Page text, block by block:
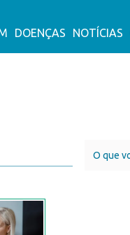
DOENÇAS NOTÍCIAS